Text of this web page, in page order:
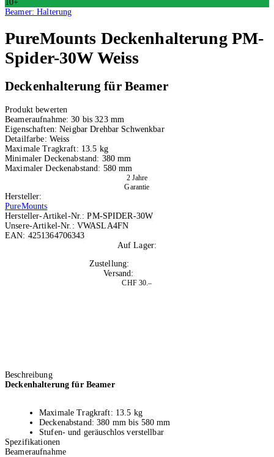
10+
Beamer: Halterung
PureMounts Deckenhalterung PM-
Spider-30W Weiss
Deckenhalterung für Beamer
Produkt bewerten
Beameraufnahme:30 bis 323 mm
Eigenschaften:Neigbar Drehbar Schwenkbar
Detailfarbe: Weiss
Maximale Tragkraft: 13.5 kg
Minimaler Deckenabstand: 380 mm
Maximaler Deckenabstand: 580 mm
2 Jahre
Garantie
Hersteller:
PureMounts
Hersteller-Artikel-Nr.:PM-SPIDER-30W
Unsere-Artikel-Nr.: VWASLA4FN
EAN: 4251364706343
Auf Lager:
Zustellung:
Versand:
CHF 30.–
Beschreibung
Deckenhalterung für Beamer
Maximale Tragkraft: 13.5 kg
Deckenabstand: 380 mm bis 580 mm
Stufen- und geräuschlos verstellbar
Neigbarkeit von 15° bis -15° zur optimalen Ausrichtung des
Bildes
Spezifikationen
Beameraufnahme